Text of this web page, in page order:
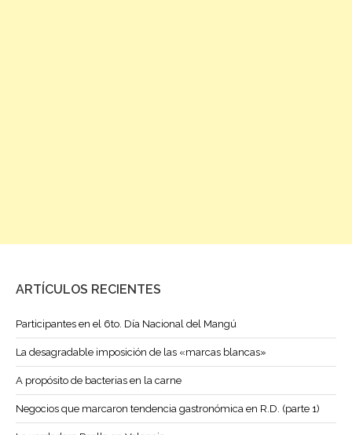
ARTÍCULOS RECIENTES
Participantes en el 6to. Día Nacional del Mangú
La desagradable imposición de las «marcas blancas»
A propósito de bacterias en la carne
Negocios que marcaron tendencia gastronómica en R.D. (parte 1)